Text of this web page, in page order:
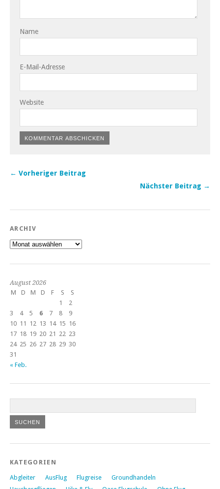
Name
E-Mail-Adresse
Website
← Vorheriger Beitrag
Nächster Beitrag →
ARCHIV
Archiv
August 2026
M
D M D F S
S
1
2
3
4 5 6 7 8
9
10 11 12 13 14 15 16
17 18 19 20 21 22 23
24 25 26 27 28 29 30
31
« Feb.
KATEGORIEN
Abgleiter AusFlug Flugreise
Groundhandeln